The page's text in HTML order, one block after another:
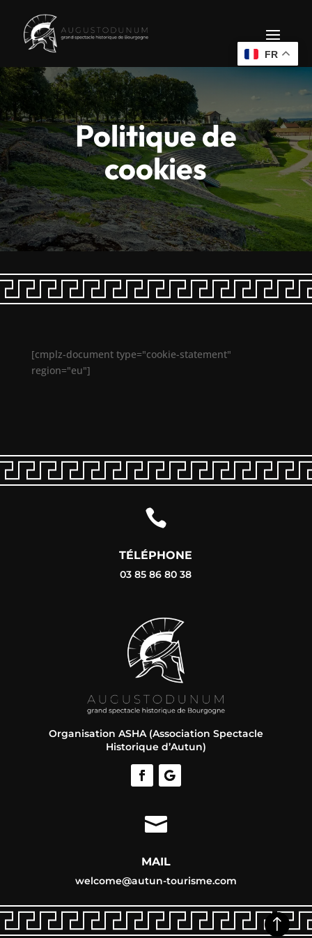
Politique de
cookies
[cmplz-document type="cookie-statement"
region="eu"]

TÉLÉPHONE
03 85 86 80 38
Organisation ASHA (Association Spectacle
Historique d’Autun)

MAIL
welcome@autun-tourisme.com
!
FR